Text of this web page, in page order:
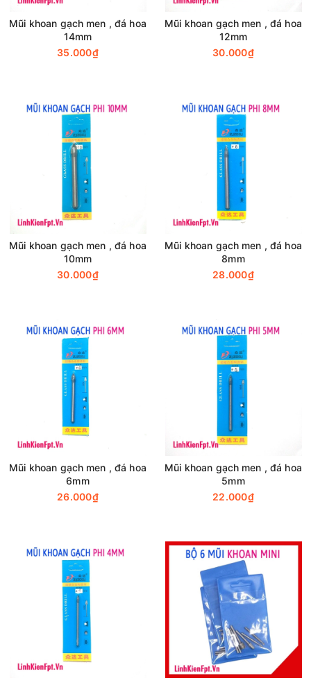
Mũi khoan gạch men , đá hoa
14mm
35.000₫
Mũi khoan gạch men , đá hoa
12mm
30.000₫
Mũi khoan gạch men , đá hoa
10mm
30.000₫
Mũi khoan gạch men , đá hoa
8mm
28.000₫
Mũi khoan gạch men , đá hoa
6mm
26.000₫
Mũi khoan gạch men , đá hoa
5mm
22.000₫